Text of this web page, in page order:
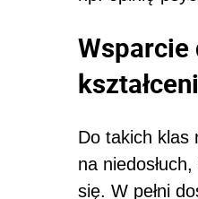
Do takich klas
na
się. W pełni